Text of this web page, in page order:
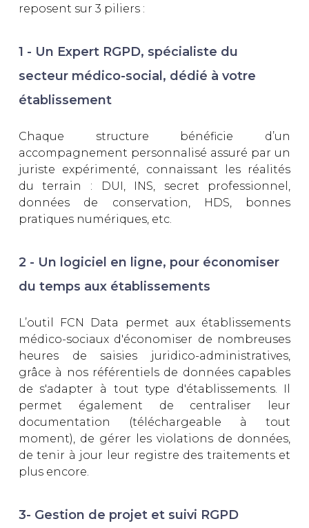
reposent sur 3 piliers :
1 - Un Expert RGPD, spécialiste du
secteur médico-social, dédié à votre
établissement
Chaque structure bénéficie d’un
accompagnement personnalisé assuré par un
juriste expérimenté, connaissant les réalités
du terrain : DUI, INS, secret professionnel,
données de conservation, HDS, bonnes
pratiques numériques, etc.
2 - Un logiciel en ligne, pour économiser
du temps aux établissements
L’outil FCN Data permet aux établissements
médico-sociaux d'économiser de nombreuses
heures de saisies juridico-administratives,
grâce à nos référentiels de données capables
de s'adapter à tout type d'établissements. Il
permet également de centraliser leur
documentation (téléchargeable à tout
moment), de gérer les violations de données,
de tenir à jour leur registre des traitements et
plus encore.
3- Gestion de projet et suivi RGPD